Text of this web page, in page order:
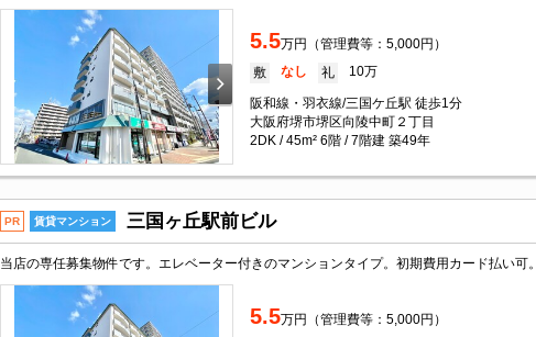
5.5万円（管理費等：5,000円）
敷 なし 礼 10万
阪和線・羽衣線/三国ケ丘駅 徒歩1分
大阪府堺市堺区向陵中町２丁目
2DK / 45m² 6階 / 7階建 築49年
PR 賃貸マンション 三国ヶ丘駅前ビル
当店の専任募集物件です。エレベーター付きのマンションタイプ。初期費用カード払い可。
5.5万円（管理費等：5,000円）